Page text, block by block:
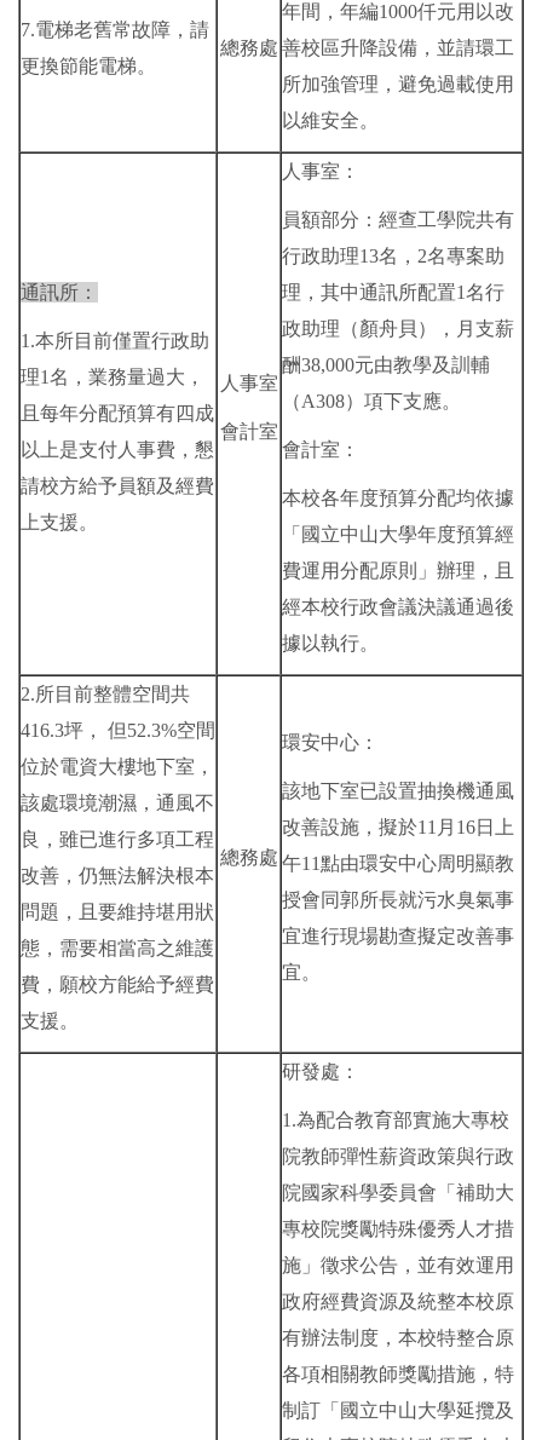
7.電梯老舊常故障，請
更換節能電梯。
總務處
年間，年編1000仟元用以改
善校區升降設備，並請環工
所加強管理，避免過載使用
以維安全。
通訊所：
1.本所目前僅置行政助
理1名，業務量過大，
且每年分配預算有四成
以上是支付人事費，懇
請校方給予員額及經費
上支援。
人事室
會計室
人事室：
員額部分：經查工學院共有
行政助理13名，2名專案助
理，其中通訊所配置1名行
政助理（顏舟貝），月支薪
酬38,000元由教學及訓輔
（A308）項下支應。
會計室：
本校各年度預算分配均依據
「國立中山大學年度預算經
費運用分配原則」辦理，且
經本校行政會議決議通過後
據以執行。
2.所目前整體空間共
416.3坪， 但52.3%空間
位於電資大樓地下室，
該處環境潮濕，通風不
良，雖已進行多項工程
改善，仍無法解決根本
問題，且要維持堪用狀
態，需要相當高之維護
費，願校方能給予經費
支援。
總務處
環安中心：
該地下室已設置抽換機通風
改善設施，擬於11月16日上
午11點由環安中心周明顯教
授會同郭所長就污水臭氣事
宜進行現場勘查擬定改善事
宜。
研發處：
1.為配合教育部實施大專校
院教師彈性薪資政策與行政
院國家科學委員會「補助大
專校院獎勵特殊優秀人才措
施」徵求公告，並有效運用
政府經費資源及統整本校原
有辦法制度，本校特整合原
各項相關教師獎勵措施，特
制訂「國立中山大學延攬及